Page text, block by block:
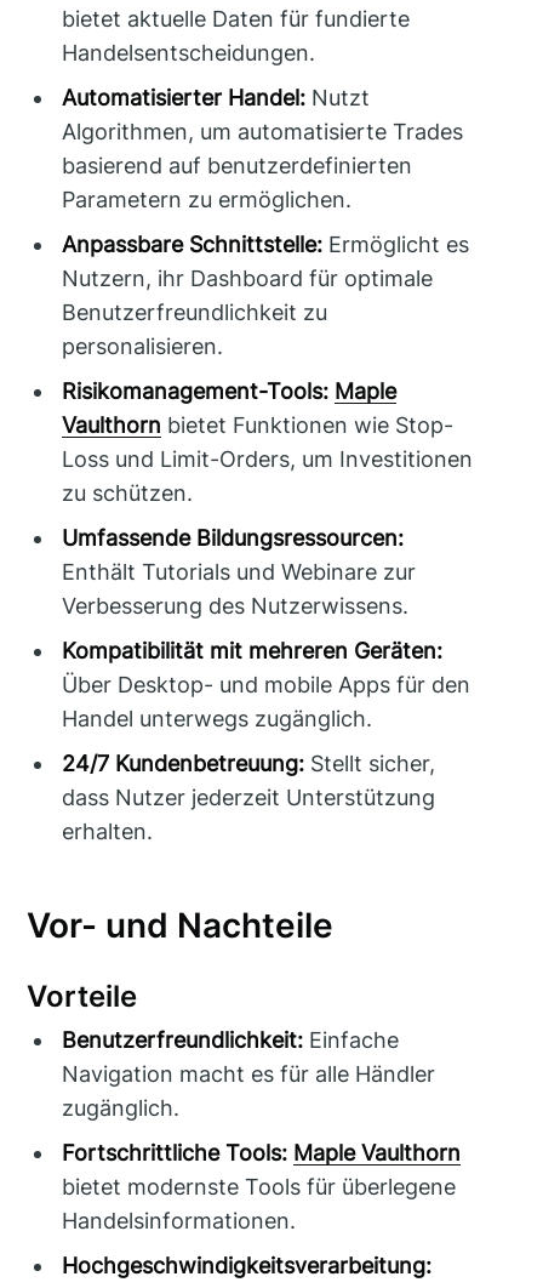
bietet aktuelle Daten für fundierte
Handelsentscheidungen.
Automatisierter Handel: Nutzt
Algorithmen, um automatisierte Trades
basierend auf benutzerdefinierten
Parametern zu ermöglichen.
Anpassbare Schnittstelle: Ermöglicht es
Nutzern, ihr Dashboard für optimale
Benutzerfreundlichkeit zu
personalisieren.
Risikomanagement-Tools: Maple
Vaulthorn bietet Funktionen wie Stop-
Loss und Limit-Orders, um Investitionen
zu schützen.
Umfassende Bildungsressourcen:
Enthält Tutorials und Webinare zur
Verbesserung des Nutzerwissens.
Kompatibilität mit mehreren Geräten:
Über Desktop- und mobile Apps für den
Handel unterwegs zugänglich.
24/7 Kundenbetreuung: Stellt sicher,
dass Nutzer jederzeit Unterstützung
erhalten.
Vor- und Nachteile
Vorteile
Benutzerfreundlichkeit: Einfache
Navigation macht es für alle Händler
zugänglich.
Fortschrittliche Tools: Maple Vaulthorn
bietet modernste Tools für überlegene
Handelsinformationen.
Hochgeschwindigkeitsverarbeitung: